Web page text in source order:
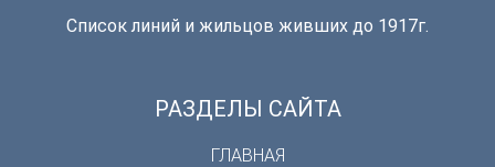
Список линий и жильцов живших до 1917г.
РАЗДЕЛЫ САЙТА
ГЛАВНАЯ